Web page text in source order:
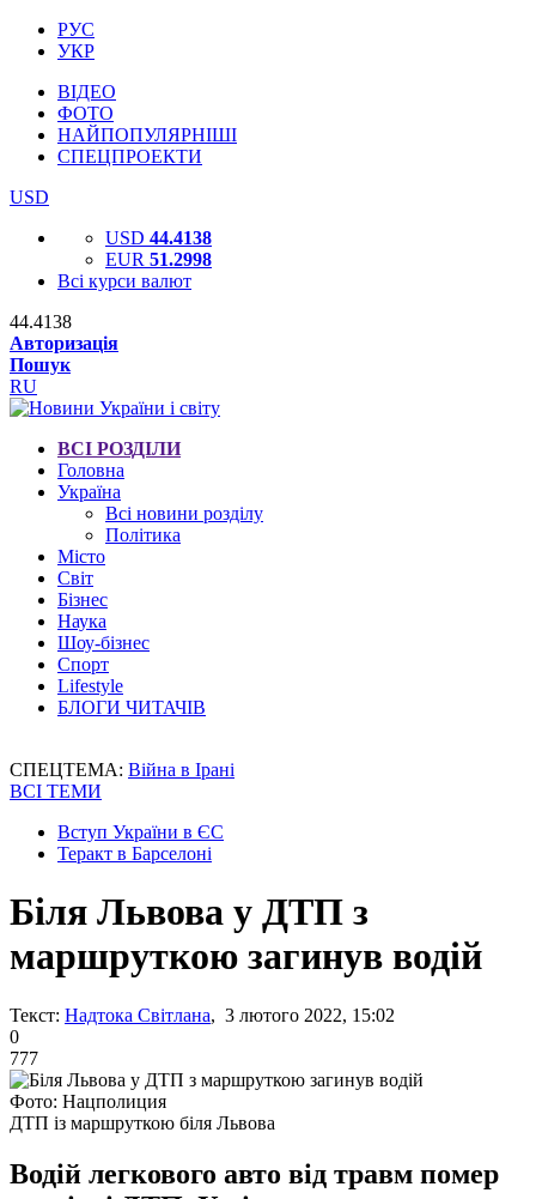
РУС
УКР
ВІДЕО
ФОТО
НАЙПОПУЛЯРНІШІ
СПЕЦПРОЕКТИ
USD
USD 44.4138
EUR 51.2998
Всі курси валют
44.4138
Авторизація
Пошук
RU
ВСІ РОЗДІЛИ
Головна
Україна
Всі новини розділу
Політика
Місто
Світ
Бізнес
Наука
Шоу-бізнес
Спорт
Lifestyle
БЛОГИ ЧИТАЧІВ
СПЕЦТЕМА: Війна в Ірані
ВСІ ТЕМИ
Вступ України в ЄС
Теракт в Барселоні
Біля Львова у ДТП з
маршруткою загинув водій
Текст: Надтока Світлана, 3 лютого 2022, 15:02
0
777
Фото: Нацполиция
ДТП із маршруткою біля Львова
Водій легкового авто від травм помер